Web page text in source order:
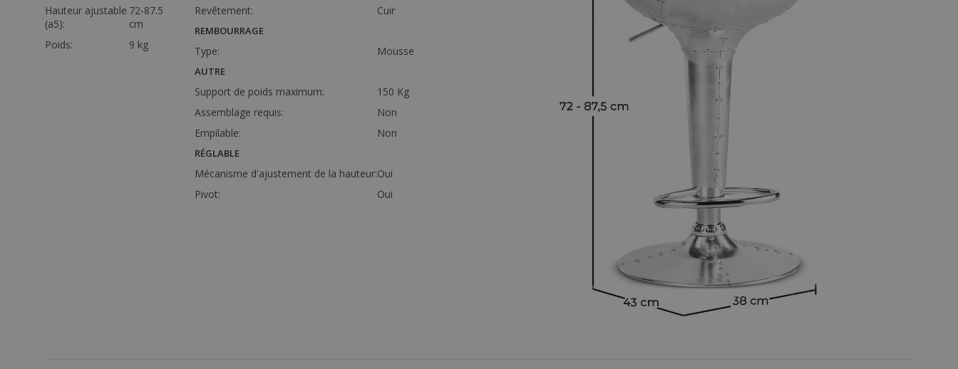
Hauteur ajustable
(a5):
72-87.5
cm
Poids:
9 kg
Revêtement:
Cuir
REMBOURRAGE
Type: Mousse
AUTRE
Support de poids maximum:
150 Kg
Assemblage requis:
Non
Empilable:
Non
RÉGLABLE
Mécanisme d'ajustement de la hauteur:Oui
Pivot:
Oui